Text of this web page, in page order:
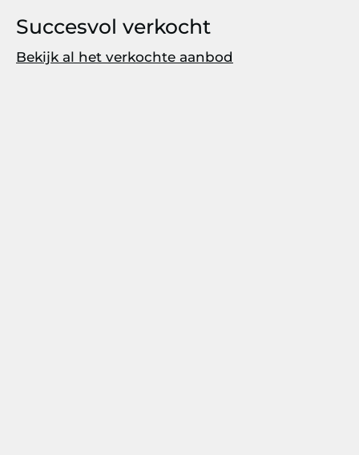
Succesvol verkocht
Bekijk al het verkochte aanbod